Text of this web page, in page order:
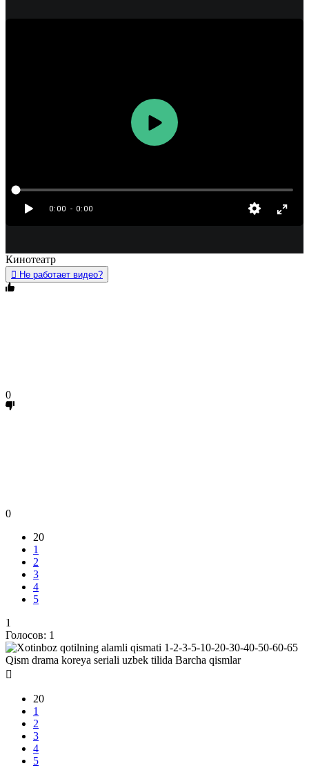
Кинотеатр
Не работает видео?
0
0
20
1
2
3
4
5
1
Голосов: 1
20
1
2
3
4
5